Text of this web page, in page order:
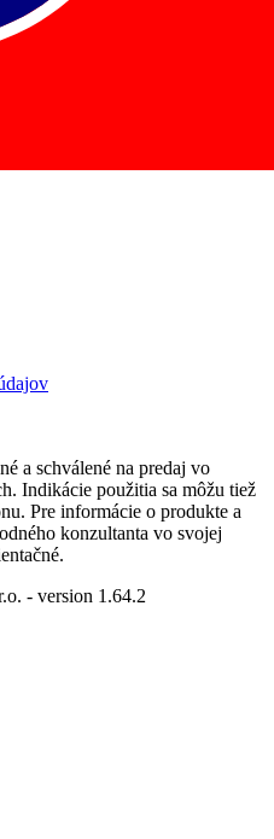
a schválené na predaj vo
Indikácie použitia sa môžu tiež
Pre informácie o produkte a
konzultanta vo svojej
- version 1.64.2